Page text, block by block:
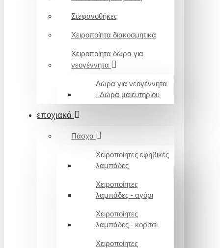
Στεφανοθήκες
Χειροποίητα διακοσμητικά
Χειροποίητα δώρα για
νεογέννητα
Δώρα για νεογέννητα
- Δώρα μαιευτηρίου
εποχιακά
Πάσχα
Χειροποίητες εφηβικές
λαμπάδες
Χειροποίητες
λαμπάδες - αγόρι
Χειροποίητες
λαμπάδες - κορίτσι
Χειροποίητες